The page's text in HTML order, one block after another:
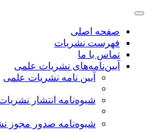
صفحه اصلی
فهرست نشریات
تماس با ما
آیین‌نامه‌های نشریات علمی
آیین نامه نشریات علمی
شیوه‌نامه انتشار
شیوهنامه صدور مجوز